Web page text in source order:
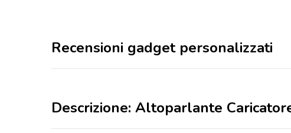
Recensioni gadget personalizzati
Descrizione: Altoparlante